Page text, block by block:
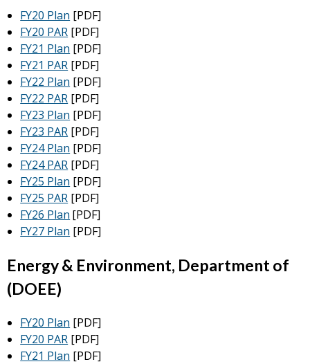
FY20 Plan [PDF]
FY20 PAR [PDF]
FY21 Plan [PDF]
FY21 PAR [PDF]
FY22 Plan [PDF]
FY22 PAR [PDF]
FY23 Plan [PDF]
FY23 PAR [PDF]
FY24 Plan [PDF]
FY24 PAR [PDF]
FY25 Plan [PDF]
FY25 PAR [PDF]
FY26 Plan [PDF]
FY27 Plan [PDF]
Energy & Environment, Department of
(DOEE)
FY20 Plan [PDF]
FY20 PAR [PDF]
FY21 Plan [PDF]